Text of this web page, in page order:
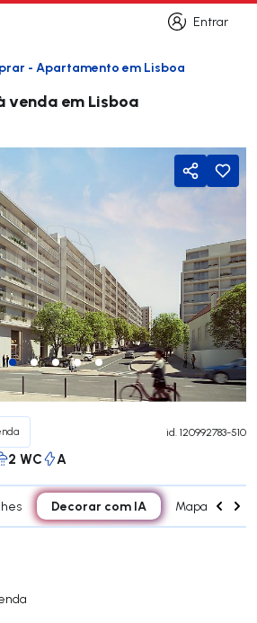
Entrar
Entrar
inicial
- Apartamento em Lisboa
venda em Lisboa
Partilhar
id. 120992783-510
2 WC A
Decorar com IA Mapa